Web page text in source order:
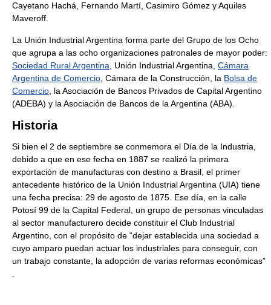
Cayetano Hachá, Fernando Martí, Casimiro Gómez y Aquiles
Maveroff.
La Unión Industrial Argentina forma parte del Grupo de los Ocho
que agrupa a las ocho organizaciones patronales de mayor poder:
Sociedad Rural Argentina , Unión Industrial Argentina, Cámara
Argentina de Comercio , Cámara de la Construcción, la Bolsa de
Comercio , la Asociación de Bancos Privados de Capital Argentino
(ADEBA) y la Asociación de Bancos de la Argentina (ABA).
Historia
Si bien el 2 de septiembre se conmemora el Día de la Industria,
debido a que en ese fecha en 1887 se realizó la primera
exportación de manufacturas con destino a Brasil, el primer
antecedente histórico de la Unión Industrial Argentina (UIA) tiene
una fecha precisa: 29 de agosto de 1875. Ese día, en la calle
Potosí 99 de la Capital Federal, un grupo de personas vinculadas
al sector manufacturero decide constituir el Club Industrial
Argentino, con el propósito de “dejar establecida una sociedad a
cuyo amparo puedan actuar los industriales para conseguir, con
un trabajo constante, la adopción de varias reformas económicas”